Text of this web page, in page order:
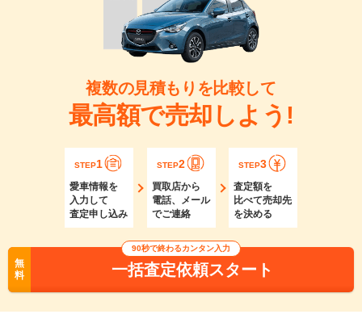
複数の見積もりを比較して
最高額で売却しよう!
STEP1
愛車情報を
入力して
査定申し込み
STEP2
買取店から
電話、メール
でご連絡
STEP3
査定額を
比べて売却先
を決める
無
料
90秒で終わるカンタン入力
一括査定依頼スタート